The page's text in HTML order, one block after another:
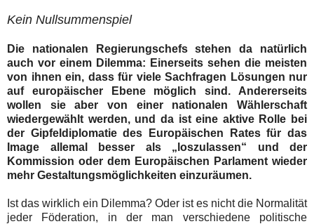
Kein Nullsummenspiel
Die nationalen Regierungschefs stehen da natürlich
auch vor einem Dilemma: Einerseits sehen die meisten
von ihnen ein, dass für viele Sachfragen Lösungen nur
auf europäischer Ebene möglich sind. Andererseits
wollen sie aber von einer nationalen Wählerschaft
wiedergewählt werden, und da ist eine aktive Rolle bei
der Gipfeldiplomatie des Europäischen Rates für das
Image allemal besser als „loszulassen“ und der
Kommission oder dem Europäischen Parlament wieder
mehr Gestaltungsmöglichkeiten einzuräumen.
Ist das wirklich ein Dilemma? Oder ist es nicht die Normalität
jeder Föderation, in der man verschiedene politische